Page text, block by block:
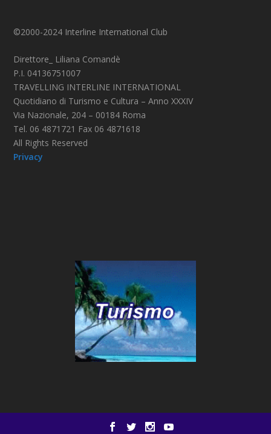
©2000-2024 Interline International Club
Direttore_ Liliana Comandè
P.I. 04136751007
TRAVELLING INTERLINE INTERNATIONAL
Quotidiano di Turismo e Cultura – Anno XXXIV
Via Nazionale, 204 – 00184 Roma
Tel. 06 4871721 Fax 06 4871618
All Rights Reserved
Privacy